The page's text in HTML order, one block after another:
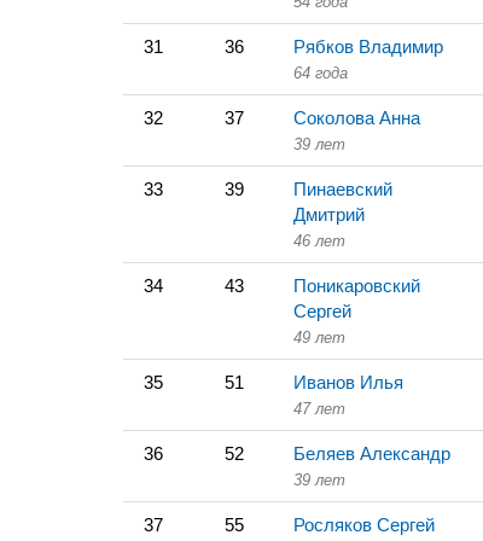
31 36 Рябков Владимир
64 года
32 37 Соколова Анна
39 лет
33 39
Пинаевский
Дмитрий
46 лет
34 43
Поникаровский
Сергей
49 лет
35 51 Иванов Илья
47 лет
36 52 Беляев Александр
39 лет
37 55 Росляков Сергей